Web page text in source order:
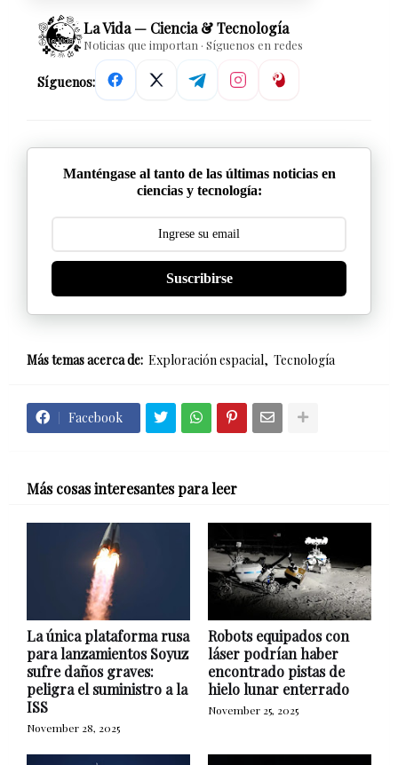
La Vida — Ciencia & Tecnología
Noticias que importan · Síguenos en redes
Síguenos:
Manténgase al tanto de las últimas noticias en
ciencias y tecnología:
Suscribirse
Más temas acerca de: Exploración espacial Tecnología
Facebook
Más cosas interesantes para leer
La única plataforma rusa
para lanzamientos Soyuz
sufre daños graves:
peligra el suministro a la
ISS
November 28, 2025
Robots equipados con
láser podrían haber
encontrado pistas de
hielo lunar enterrado
November 25, 2025